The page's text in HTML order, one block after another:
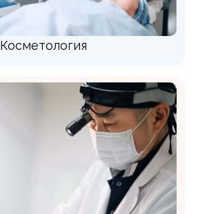
Косметология